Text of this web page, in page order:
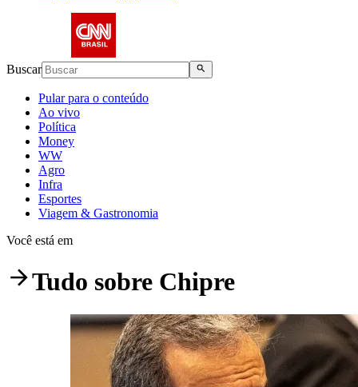
Buscar
Pular para o conteúdo
Ao vivo
Política
Money
WW
Agro
Infra
Esportes
Viagem & Gastronomia
Você está em
Tudo sobre Chipre